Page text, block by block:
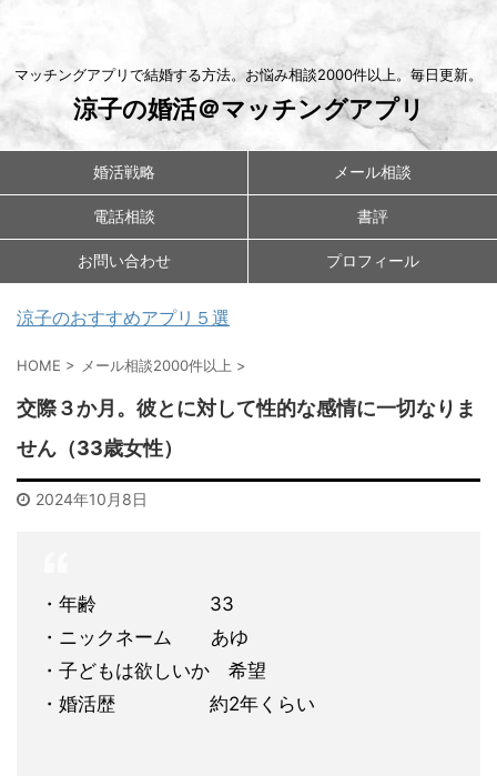
マッチングアプリで結婚する方法。お悩み相談2000件以上。毎日更新。
涼子の婚活＠マッチングアプリ
婚活戦略 メール相談
電話相談 書評
お問い合わせ プロフィール
涼子のおすすめアプリ５選
HOME > メール相談2000件以上 >
交際３か月。彼とに対して性的な感情に一切なりま
せん（33歳女性）
2024年10月8日
・年齢 33
・ニックネーム あゆ
・子どもは欲しいか 希望
・婚活歴 約2年くらい